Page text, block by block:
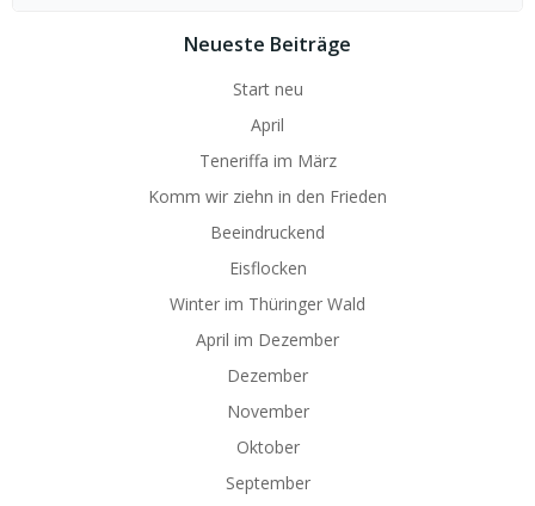
Neueste Beiträge
Start neu
April
Teneriffa im März
Komm wir ziehn in den Frieden
Beeindruckend
Eisflocken
Winter im Thüringer Wald
April im Dezember
Dezember
November
Oktober
September